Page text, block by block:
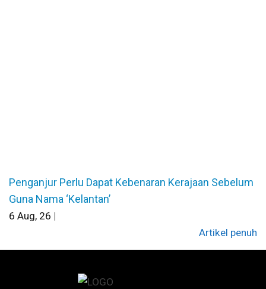
Penganjur Perlu Dapat Kebenaran Kerajaan Sebelum
Guna Nama ‘Kelantan’
6 Aug, 26 |
Artikel penuh